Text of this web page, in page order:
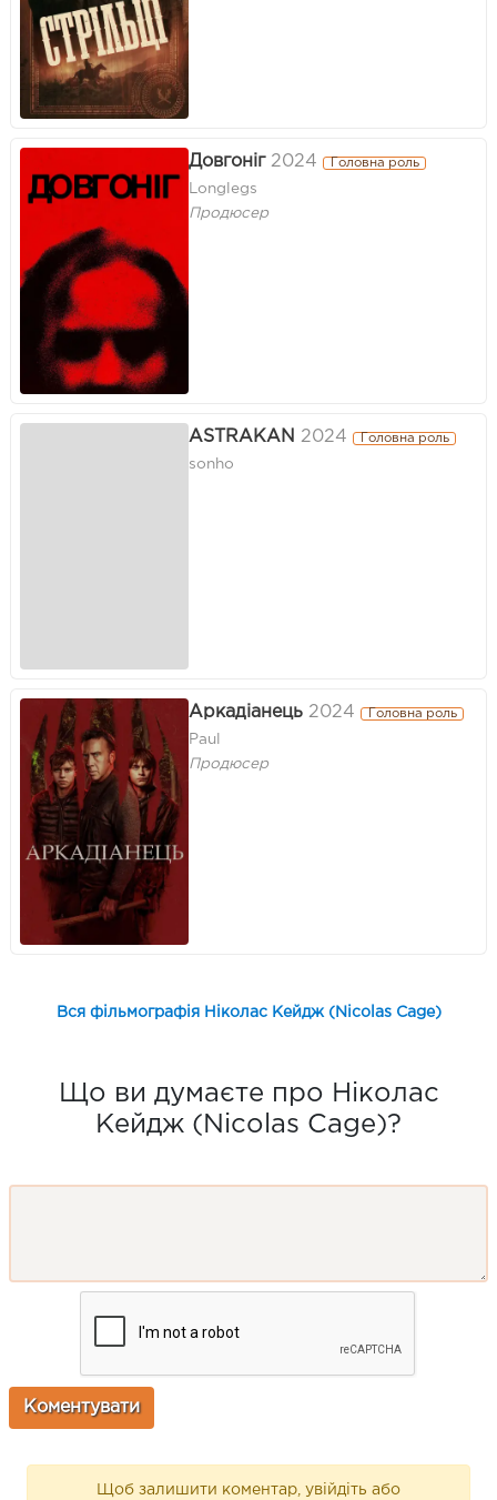
Довгоніг 2024 Головна роль
Longlegs
Продюсер
ASTRAKAN 2024 Головна роль
sonho
Аркадіанець 2024 Головна роль
Paul
Продюсер
Вся фільмографія Ніколас Кейдж (Nicolas Cage)
Що ви думаєте про Ніколас
Кейдж (Nicolas Cage)?
Щоб залишити коментар, увійдіть або